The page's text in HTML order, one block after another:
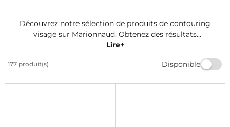
Découvrez notre sélection de produits de contouring
visage sur Marionnaud. Obtenez des résultats
professionnels avec nos poudres, crèmes et palettes
votre visage pour un look impeccable. Trouvez le
Lire+
177 produit(s) Disponible